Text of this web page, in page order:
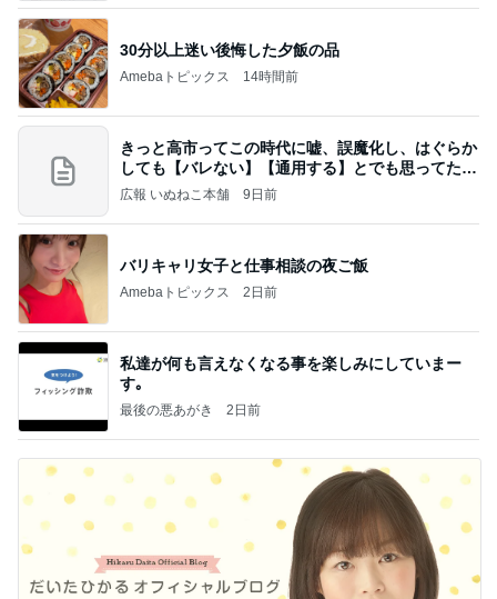
30分以上迷い後悔した夕飯の品
Amebaトピックス 14時間前
きっと高市ってこの時代に嘘、誤魔化し、はぐらか
しても【バレない】【通用する】とでも思ってたん
だろ
広報 いぬねこ本舗 9日前
バリキャリ女子と仕事相談の夜ご飯
Amebaトピックス 2日前
私達が何も言えなくなる事を楽しみにしていまー
す｡
最後の悪あがき 2日前